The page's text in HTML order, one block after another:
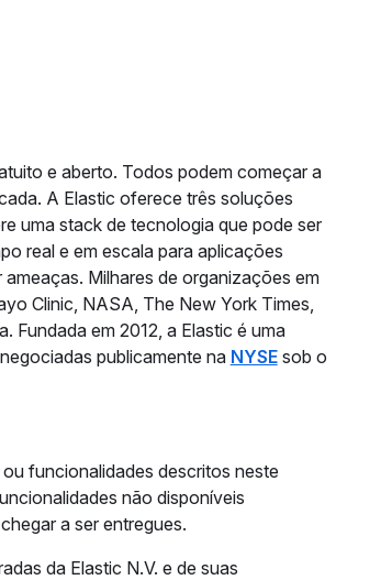
e aberto. Todos podem começar a
A Elastic oferece três soluções
uma stack de tecnologia que pode ser
real e em escala para aplicações
Milhares de organizações em
Clinic, NASA, The New York Times,
Fundada em 2012, a Elastic é uma
publicamente na NYSEsob o
funcionalidades descritos neste
não disponíveis
a ser entregues.
da Elastic N.V. e de suas